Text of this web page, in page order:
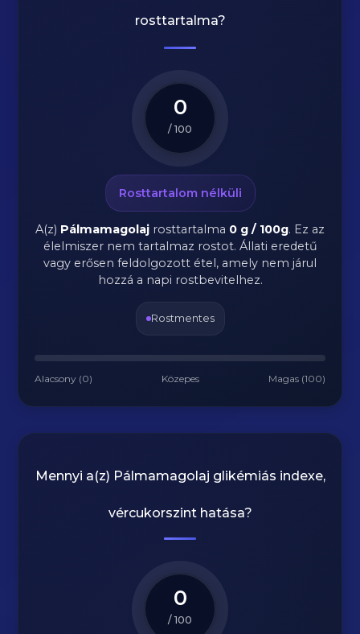
rosttartalma?
0
/ 100
Rosttartalom nélküli
A(z) Pálmamagolaj rosttartalma 0 g / 100g. Ez az
élelmiszer nem tartalmaz rostot. Állati eredetű
vagy erősen feldolgozott étel, amely nem járul
hozzá a napi rostbevitelhez.
Rostmentes
Alacsony (0) Közepes Magas (100)
Mennyi a(z) Pálmamagolaj glikémiás indexe,
vércukorszint hatása?
0
/ 100